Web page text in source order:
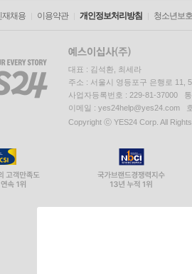
재채용 이용약관 개인정보처리방침 청소년보
대표 : 김석환, 최세라
주소 : 서울시 영등포구 은행로 11,
사업자등록번호 : 229-81-37000
이메일 : yes24help@yes24.com
Copyright ⓒ YES24 Corp. All